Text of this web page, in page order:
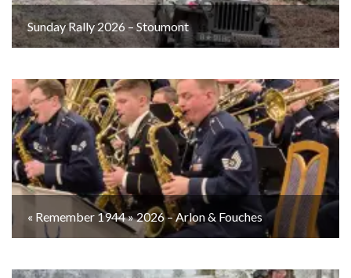
Sunday Rally 2026 – Stoumont
« Remember 1944 » 2026 – Arlon & Fouches